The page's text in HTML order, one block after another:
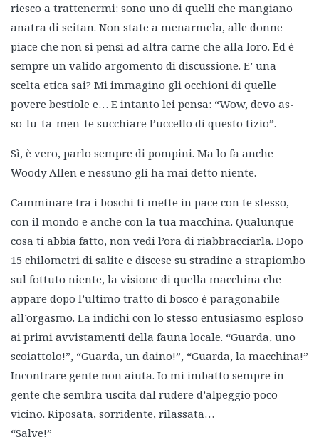
riesco a trattenermi: sono uno di quelli che mangiano
anatra di seitan. Non state a menarmela, alle donne
piace che non si pensi ad altra carne che alla loro. Ed è
sempre un valido argomento di discussione. E’ una
scelta etica sai? Mi immagino gli occhioni di quelle
povere bestiole e… E intanto lei pensa: “Wow, devo as-
so-lu-ta-men-te succhiare l’uccello di questo tizio”.
Sì, è vero, parlo sempre di pompini. Ma lo fa anche
Woody Allen e nessuno gli ha mai detto niente.
Camminare tra i boschi ti mette in pace con te stesso,
con il mondo e anche con la tua macchina. Qualunque
cosa ti abbia fatto, non vedi l’ora di riabbracciarla. Dopo
15 chilometri di salite e discese su stradine a strapiombo
sul fottuto niente, la visione di quella macchina che
appare dopo l’ultimo tratto di bosco è paragonabile
all’orgasmo. La indichi con lo stesso entusiasmo esploso
ai primi avvistamenti della fauna locale. “Guarda, uno
scoiattolo!”, “Guarda, un daino!”, “Guarda, la macchina!”
Incontrare gente non aiuta. Io mi imbatto sempre in
gente che sembra uscita dal rudere d’alpeggio poco
vicino. Riposata, sorridente, rilassata…
“Salve!”